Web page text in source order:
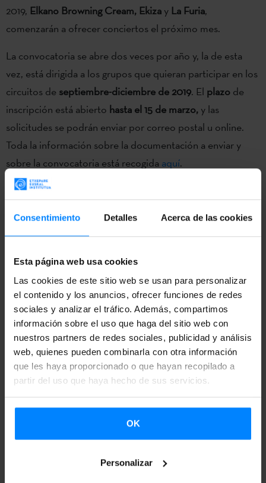
Consentimiento Detalles Acerca de las cookies
Esta página web usa cookies
Las cookies de este sitio web se usan para personalizar
el contenido y los anuncios, ofrecer funciones de redes
sociales y analizar el tráfico. Además, compartimos
información sobre el uso que haga del sitio web con
nuestros partners de redes sociales, publicidad y análisis
web, quienes pueden combinarla con otra información
que les haya proporcionado o que hayan recopilado a
partir del uso que haya hecho de sus servicios.
OK
Personalizar
2019, Elkano Browning Cream, Ekiza y La Furia,
comenzarán a ofrecer conciertos el próximo mes.
La convocatoria se abre dos veces por año y, la de esta
vez, está dirigida a los grupos que quieran participar en los
circuitos de septiembre-diciembre de 2019. El plazo de
inscripción está abierto hasta el 15 de marzo, y las
solicitudes se podrán enviar por correo postal u online.
Toda la información sobre la documentación a enviar y
sobre la convocatoria está recogida aquí.
Gracias al convenio entre el
grupos vascos en los circuitos musicales. Tras recibir todas
diferente procedencia y estilo y los dará a conocer en abril
(fecha por confirmar). Los seleccionados girarán por salas
de todo el Estado en las fechas mencionadas.
Los artistas seleccionados para comienzos del 2019, en
marcha
Por otro lado, AIE ha dado a conocer la programación de
serán los representantes de nuestra cultura